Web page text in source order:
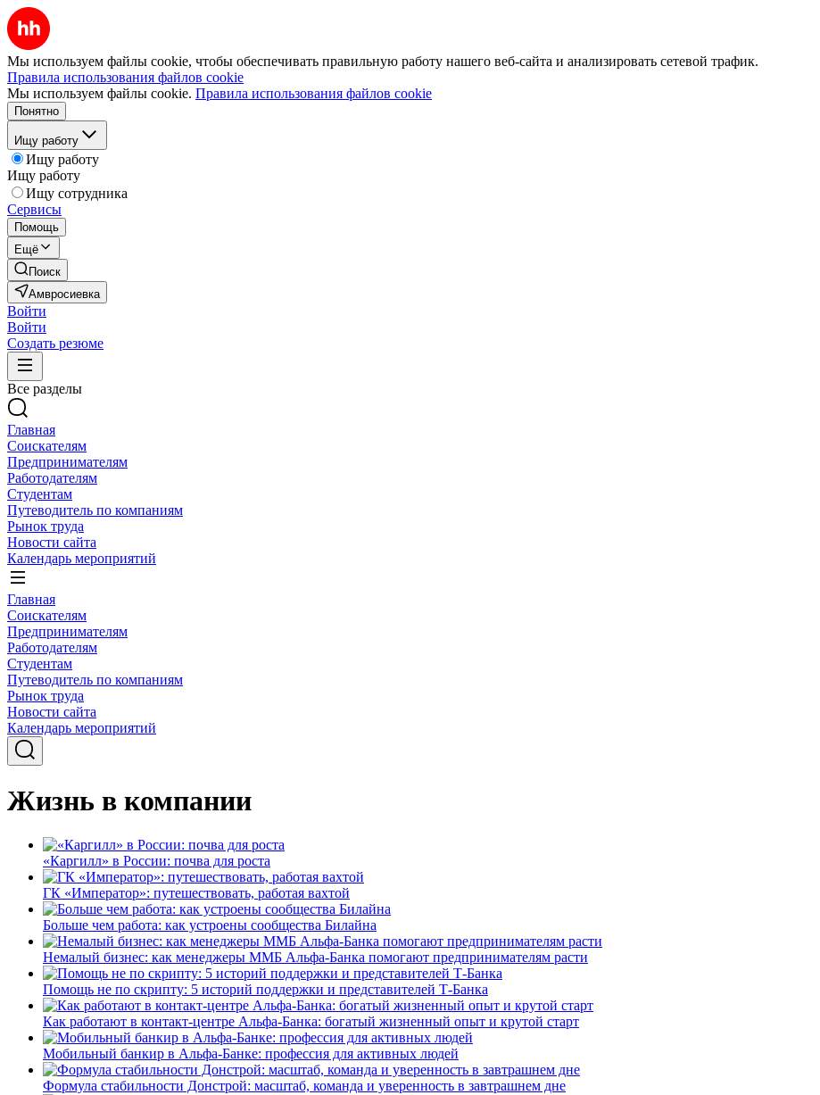
Мы используем файлы cookie, чтобы обеспечивать правильную работу нашего веб-сайта и анализировать сетевой трафик.
Правила использования файлов cookie
Мы используем файлы cookie. Правила использования файлов cookie
Понятно
Ищу работу
Ищу работу
Ищу работу
Ищу сотрудника
Сервисы
Помощь
Ещё
Поиск
Амвросиевка
Войти
Войти
Создать резюме
Все разделы
Главная
Соискателям
Предпринимателям
Работодателям
Студентам
Путеводитель по компаниям
Рынок труда
Новости сайта
Календарь мероприятий
Главная
Соискателям
Предпринимателям
Работодателям
Студентам
Путеводитель по компаниям
Рынок труда
Новости сайта
Календарь мероприятий
Жизнь в компании
«Каргилл» в России: почва для роста
ГК «Император»: путешествовать, работая вахтой
Больше чем работа: как устроены сообщества Билайна
Немалый бизнес: как менеджеры ММБ Альфа-Банка помогают предпринимателям расти
Помощь не по скрипту: 5 историй поддержки и представителей Т-Банка
Как работают в контакт-центре Альфа-Банка: богатый жизненный опыт и крутой старт
Мобильный банкир в Альфа-Банке: профессия для активных людей
Формула стабильности Донстрой: масштаб, команда и уверенность в завтрашнем дне